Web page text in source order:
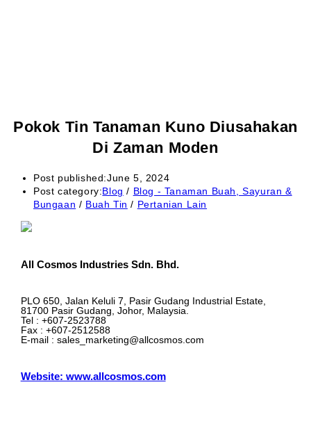
Pokok Tin Tanaman Kuno Diusahakan
Di Zaman Moden
Post published:June 5, 2024
Post category:Blog / Blog - Tanaman Buah, Sayuran &
Bungaan / Buah Tin / Pertanian Lain
All Cosmos Industries Sdn. Bhd.
PLO 650, Jalan Keluli 7, Pasir Gudang Industrial Estate,
81700 Pasir Gudang, Johor, Malaysia.
Tel : +607-2523788
Fax : +607-2512588
E-mail : sales_marketing@allcosmos.com
Website: www.allcosmos.com